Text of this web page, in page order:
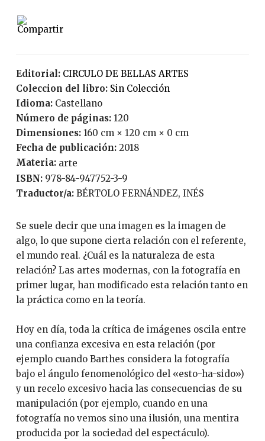
Editorial:
CIRCULO DE BELLAS ARTES
Coleccion del libro:
Sin Colección
Idioma:
Castellano
Número de páginas: 120
Dimensiones: 160 cm × 120 cm × 0 cm
Fecha de publicación:
2018
Materia: arte
ISBN:
978-84-947752-3-9
Traductor/a:
BÉRTOLO FERNÁNDEZ, INÉS
Se suele decir que una imagen es la imagen de
algo, lo que supone cierta relación con el referente,
el mundo real. ¿Cuál es la naturaleza de esta
relación? Las artes modernas, con la fotografía en
primer lugar, han modificado esta relación tanto en
la práctica como en la teoría.
Hoy en día, toda la crítica de imágenes oscila entre
una confianza excesiva en esta relación (por
ejemplo cuando Barthes considera la fotografía
bajo el ángulo fenomenológico del «esto-ha-sido»)
y un recelo excesivo hacia las consecuencias de su
manipulación (por ejemplo, cuando en una
fotografía no vemos sino una ilusión, una mentira
producida por la sociedad del espectáculo).